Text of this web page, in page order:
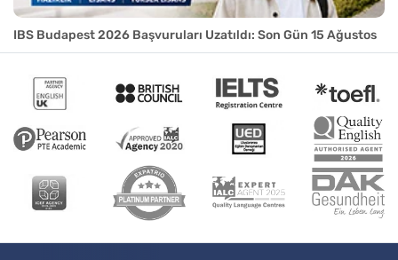
IBS Budapest 2026 Başvuruları Uzatıldı: Son Gün 15 Ağustos